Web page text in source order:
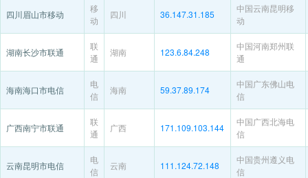
四川眉山市移动
移
动
四川 36.147.31.185
中国云南昆明移
动
湖南长沙市联通
联
通
湖南 123.6.84.248
中国河南郑州联
通
海南海口市电信
电
信
海南 59.37.89.174
中国广东佛山电
信
广西南宁市联通
联
通
广西 171.109.103.144
中国广西北海电
信
云南昆明市电信
电
信
云南 111.124.72.148
中国贵州遵义电
信